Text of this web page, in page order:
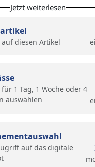
Jetzt weiterlesen
diesen Artikel
1 Tag, 1 Woche oder 4
auswählen
auf das digitale